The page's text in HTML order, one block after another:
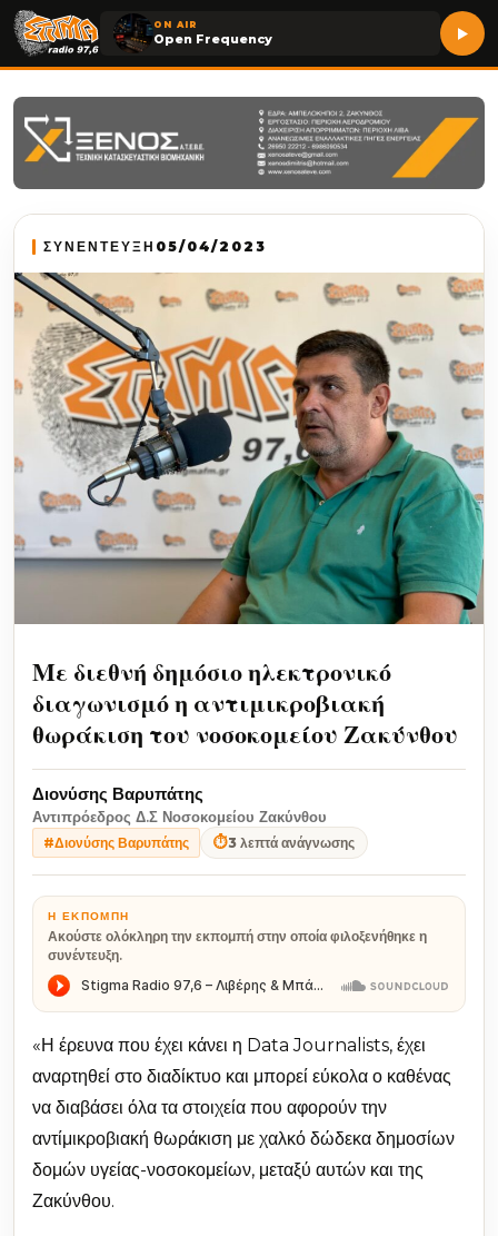
ON AIR
Open Frequency
ΣΥΝΕΝΤΕΥΞΗ 05/04/2023
Με διεθνή δημόσιο ηλεκτρονικό
διαγωνισμό η αντιμικροβιακή
θωράκιση του νοσοκομείου Ζακύνθου
Διονύσης Βαρυπάτης
Αντιπρόεδρος Δ.Σ Νοσοκομείου Ζακύνθου
#Διονύσης Βαρυπάτης ⏱3 λεπτά ανάγνωσης
Η ΕΚΠΟΜΠΉ
Ακούστε ολόκληρη την εκπομπή στην οποία φιλοξενήθηκε η
συνέντευξη.
«Η έρευνα που έχει κάνει η Data Journalists, έχει
αναρτηθεί στο διαδίκτυο και μπορεί εύκολα ο καθένας
να διαβάσει όλα τα στοιχεία που αφορούν την
αντίμικροβιακή θωράκιση με χαλκό δώδεκα δημοσίων
δομών υγείας-νοσοκομείων, μεταξύ αυτών και της
Ζακύνθου.